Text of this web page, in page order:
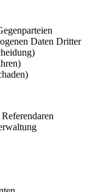
Daten Dritter